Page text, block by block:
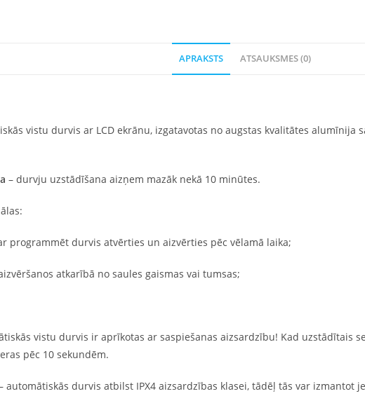
APRAKSTS ATSAUKSMES (0)
vistu durvis ar LCD ekrānu, izgatavotas no augstas kvalitātes alumīnija
– durvju uzstādīšana aizņem mazāk nekā 10 minūtes.
programmēt durvis atvērties un aizvērties pēc vēlamā laika;
atkarībā no saules gaismas vai tumsas;
vistu durvis ir aprīkotas ar saspiešanas aizsardzību! Kad uzstādītais
pēc 10 sekundēm.
automātiskās durvis atbilst IPX4 aizsardzības klasei, tādēļ tās var izmantot